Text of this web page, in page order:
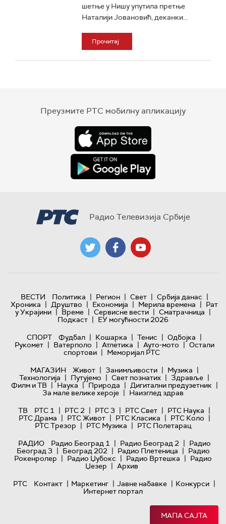
шетње у Нишу упутила претње
Наталији Јовановић, деканки...
Прочитај
Преузмите РТС мобилну апликацију
Радио Телевизија Србије
ВЕСТИ Политика | Регион | Свет | Србија данас |
Хроника | Друштво | Економија | Мерила времена | Рат
у Украјини | Време | Сервисне вести | Сматрачница |
Подкаст | ЕУ могућности 2026
СПОРТ
Фудбал | Кошарка | Тенис | Одбојка |
Рукомет | Ватерполо | Атлетика | Ауто-мото | Остали
спортови | Меморијал РТС
МАГАЗИН
Живот | Занимљивости | Музика |
Технологијa | Путујемо | Свет познатих | Здравље |
Филм и ТВ | Наука | Природа | Дигитални предузетник |
За мале велике хероје | Наизглед здрав
ТВ
РТС 1 | РТС 2 | РТС 3 | РТС Свет | РТС Наука |
РТС Драма | РТС Живот | РТС Класика | РТС Коло |
РТС Трезор | РТС Музика | РТС Полетарац
РАДИО
Радио Београд 1 | Радио Београд 2 | Радио
Београд 3 | Београд 202 | Радио Плетеница | Радио
Рокенролер | Радио Џубокс | Радио Вртешка | Радио
Џезер | Архив
РТС
Контакт | Маркетинг | Јавне набавке | Конкурси |
Интернет портал
МАПА САЈТА